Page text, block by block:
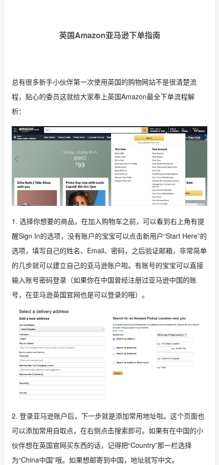
英国Amazon亚马逊下单指南
总有很多新手小伙伴第一次使用英国的购物网站不是很清楚流
程，贴心的委员这就给大家奉上英国Amazon最全下单流程解
析：
1. 选择你想要的商品，在加入购物车之前，可以看到右上角有提
醒Sign In的选项，没有账户的宝宝可以点击新用户“Start Here”的
选项，填写自己的姓名、Email、密码，之后验证邮箱，非常简单
的几步就可以建立自己的亚马逊账户啦。有账号的宝宝可以直接
输入账号密码登录（如果你在中国曾经注册过亚马逊中国的账
号，在亚马逊英国官网也是可以登录的哦）。
2. 登录亚马逊账户后，下一步就是添加常用地址啦。这个页面也
可以添加常用自取点，在右侧点击搜索即可。如果有在中国的小
伙伴想在英国官网买东西的话，记得把“Country”那一栏选择
为“China中国”哦。如果想邮寄到中国，地址就写中文。